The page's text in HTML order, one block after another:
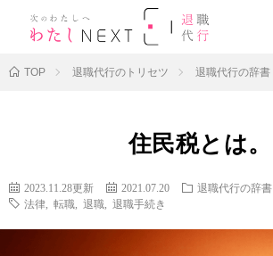
TOP 退職代行のトリセツ 退職代行の辞書
住民税とは。
2023.11.28更新 2021.07.20
退職代行の辞書
法律
転職 退職 退職手続き